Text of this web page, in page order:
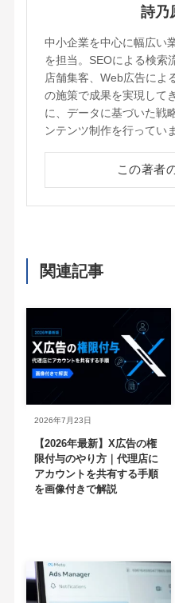
詩乃
中小企業を中心に幅広い
を担当。SEOによる検索
店舗集客、Web広告によ
の施策で成果を実現して
に、データに基づいた戦
ンテンツ制作を行ってい
この著者
関連記事
【2026年最新】X広告の権
限付与のやり方｜代理店に
アカウントを共有する手順
を画像付きで解説
2026年7月23日